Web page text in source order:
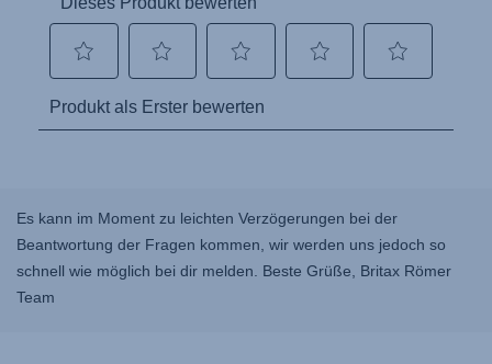
Es kann im Moment zu leichten Verzögerungen bei der
Beantwortung der Fragen kommen, wir werden uns jedoch so
schnell wie möglich bei dir melden. Beste Grüße, Britax Römer
Team